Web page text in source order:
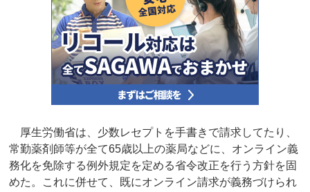
厚生労働省は、少数レセプトを手書きで請求してたり、
常勤薬剤師等が全て65歳以上の薬局などに、オンライン義
務化を免除する例外規定を定める省令改正を行う方針を固
めた。これに併せて、既にオンライン請求が義務づけられ